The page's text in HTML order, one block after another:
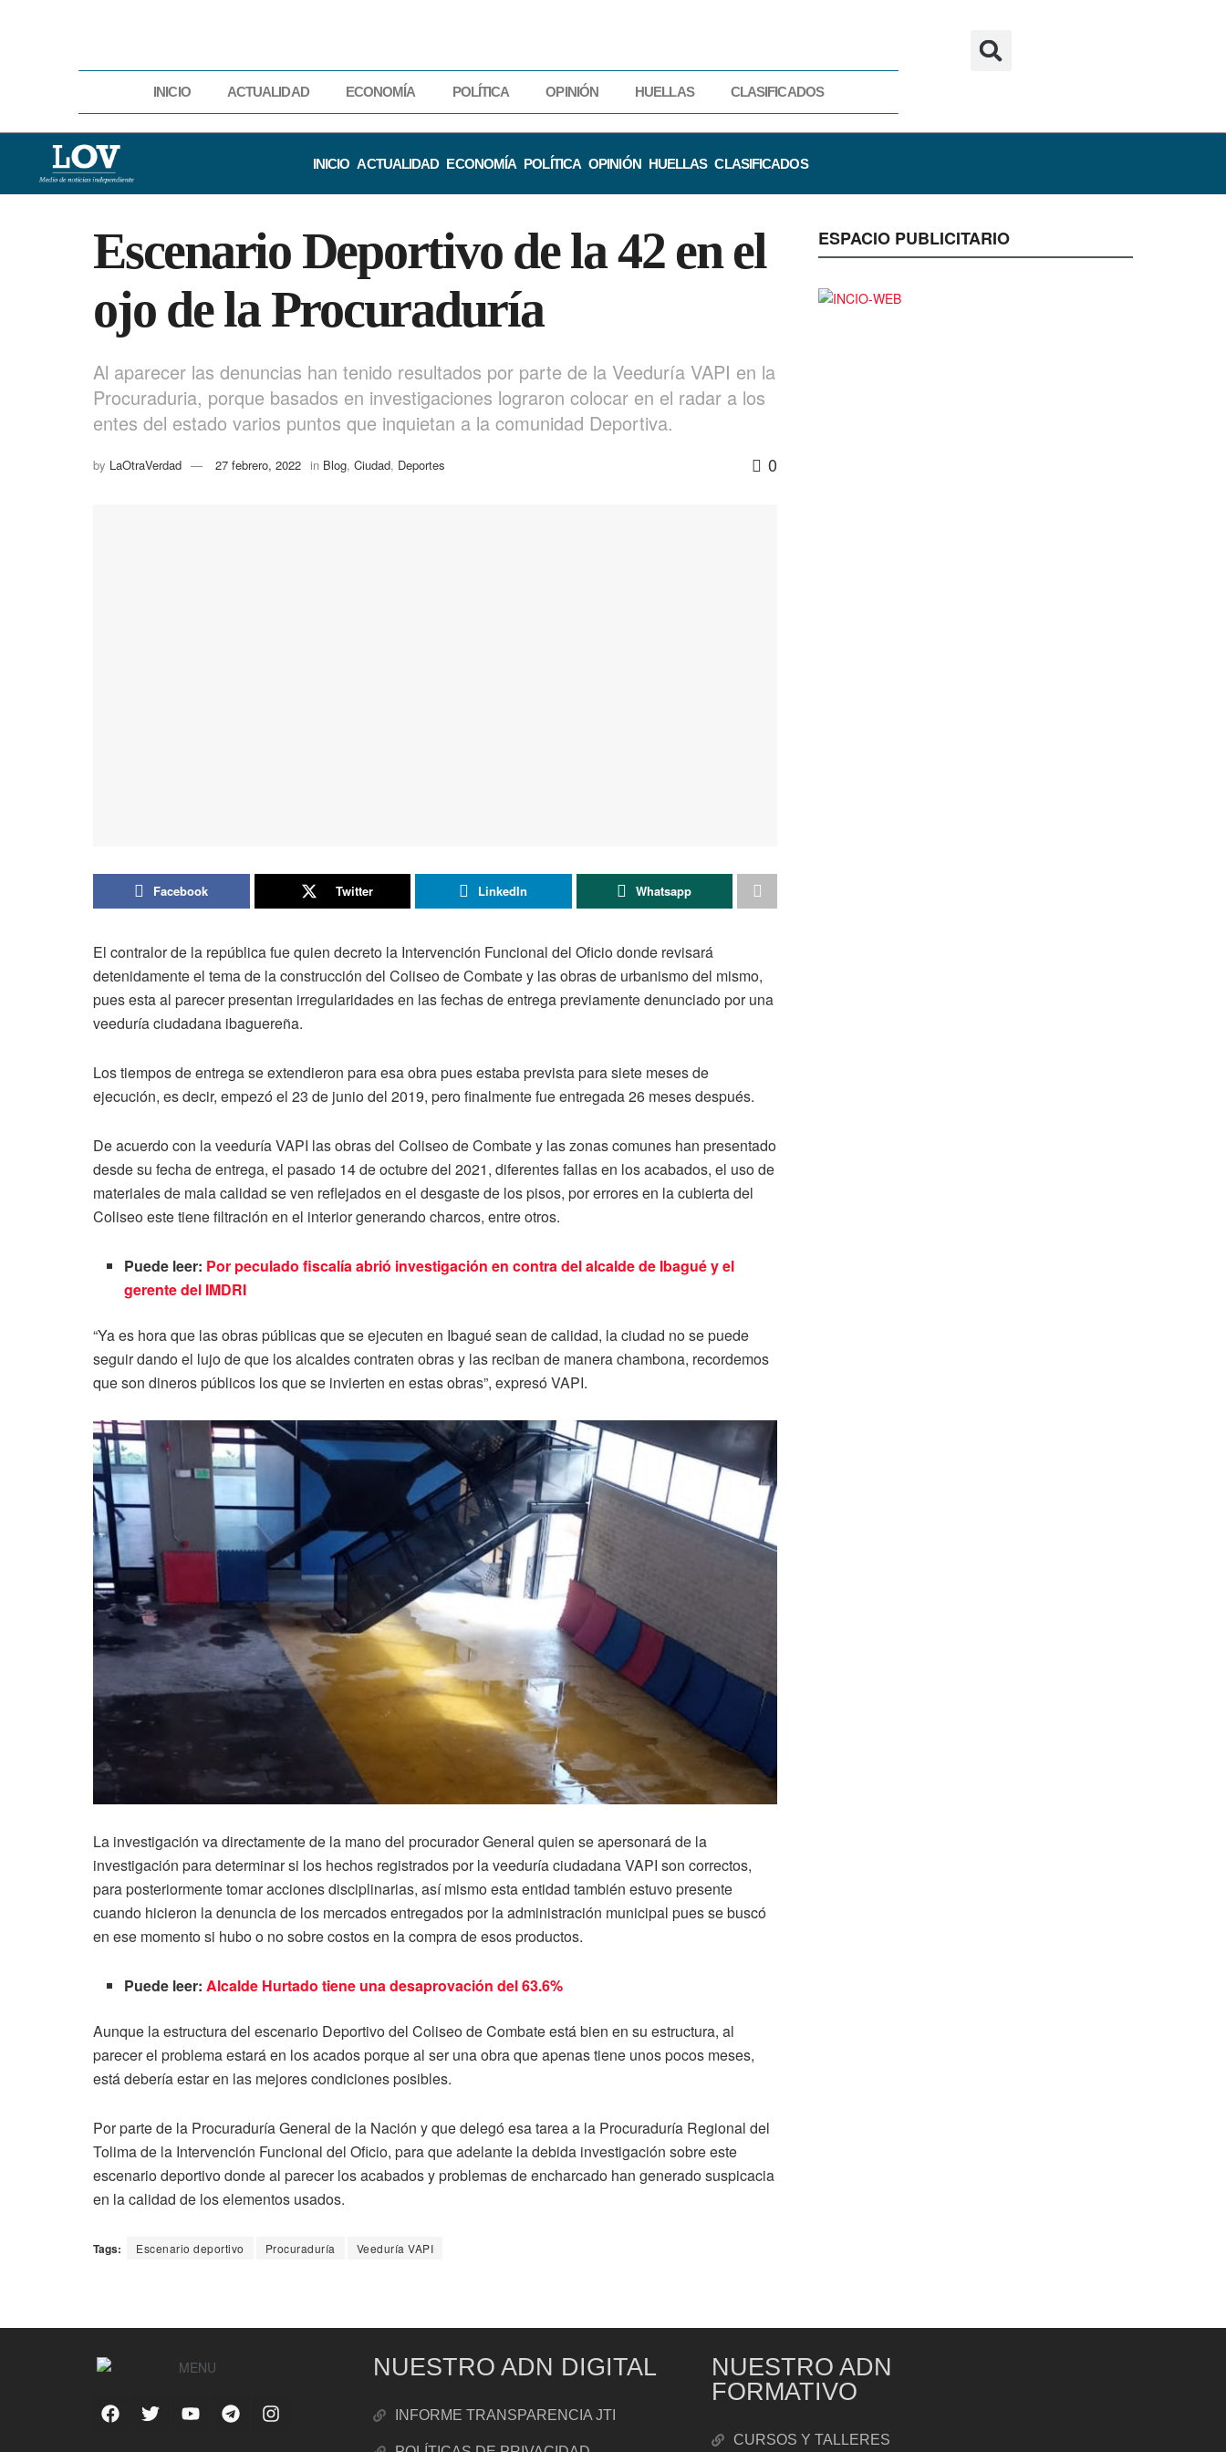
INICIO ACTUALIDAD ECONOMÍA POLÍTICA OPINIÓN HUELLAS CLASIFICADOS
INICIO ACTUALIDAD ECONOMÍA POLÍTICA OPINIÓN HUELLAS CLASIFICADOS
Escenario Deportivo de la 42 en el
ojo de la Procuraduría
Al aparecer las denuncias han tenido resultados por parte de la Veeduría VAPI en la
Procuraduria, porque basados en investigaciones lograron colocar en el radar a los
entes del estado varios puntos que inquietan a la comunidad Deportiva.
by LaOtraVerdad 27 febrero, 2022 in Blog, Ciudad, Deportes 0
Facebook Twitter LinkedIn Whatsapp
El contralor de la república fue quien decreto la Intervención Funcional del Oficio donde revisará
detenidamente el tema de la construcción del Coliseo de Combate y las obras de urbanismo del mismo,
pues esta al parecer presentan irregularidades en las fechas de entrega previamente denunciado por una
veeduría ciudadana ibaguereña.
Los tiempos de entrega se extendieron para esa obra pues estaba prevista para siete meses de
ejecución, es decir, empezó el 23 de junio del 2019, pero finalmente fue entregada 26 meses después.
De acuerdo con la veeduría VAPI las obras del Coliseo de Combate y las zonas comunes han presentado
desde su fecha de entrega, el pasado 14 de octubre del 2021, diferentes fallas en los acabados, el uso de
materiales de mala calidad se ven reflejados en el desgaste de los pisos, por errores en la cubierta del
Coliseo este tiene filtración en el interior generando charcos, entre otros.
Puede leer: Por peculado fiscalía abrió investigación en contra del alcalde de Ibagué y el
gerente del IMDRI
“Ya es hora que las obras públicas que se ejecuten en Ibagué sean de calidad, la ciudad no se puede
seguir dando el lujo de que los alcaldes contraten obras y las reciban de manera chambona, recordemos
que son dineros públicos los que se invierten en estas obras”, expresó VAPI.
La investigación va directamente de la mano del procurador General quien se apersonará de la
investigación para determinar si los hechos registrados por la veeduría ciudadana VAPI son correctos,
para posteriormente tomar acciones disciplinarias, así mismo esta entidad también estuvo presente
cuando hicieron la denuncia de los mercados entregados por la administración municipal pues se buscó
en ese momento si hubo o no sobre costos en la compra de esos productos.
Puede leer:Alcalde Hurtado tiene una desaprovación del 63.6%
Aunque la estructura del escenario Deportivo del Coliseo de Combate está bien en su estructura, al
parecer el problema estará en los acados porque al ser una obra que apenas tiene unos pocos meses,
está debería estar en las mejores condiciones posibles.
Por parte de la Procuraduría General de la Nación y que delegó esa tarea a la Procuraduría Regional del
Tolima de la Intervención Funcional del Oficio, para que adelante la debida investigación sobre este
escenario deportivo donde al parecer los acabados y problemas de encharcado han generado suspicacia
en la calidad de los elementos usados.
Tags: Escenario deportivo Procuraduría Veeduría VAPI
ESPACIO PUBLICITARIO
NUESTRO ADN DIGITAL
INFORME TRANSPARENCIA JTI
NUESTRO ADN
FORMATIVO
CURSOS Y TALLERES